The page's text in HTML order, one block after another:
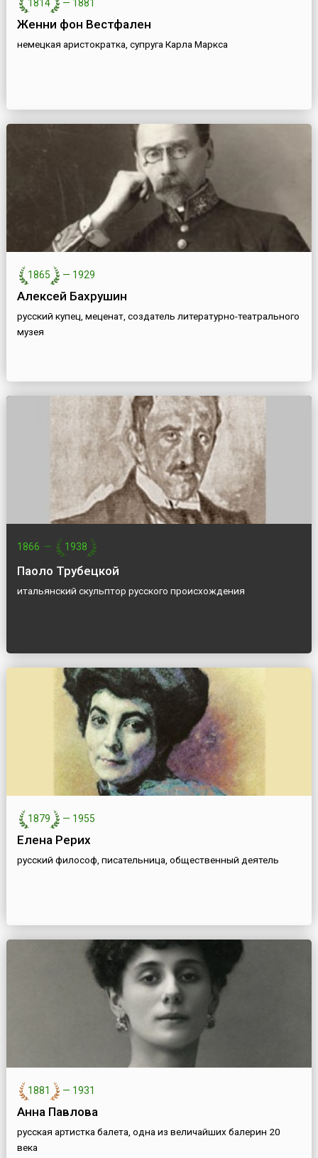
1814 — 1881
Женни фон Вестфален
немецкая аристократка, супруга Карла Маркса
1865 — 1929
Алексей Бахрушин
русский купец, меценат, создатель литературно-театрального
музея
1866 — 1938
Паоло Трубецкой
итальянский скульптор русского происхождения
1879 — 1955
Елена Рерих
русский философ, писательница, общественный деятель
1881 — 1931
Анна Павлова
русская артистка балета, одна из величайших балерин 20
века